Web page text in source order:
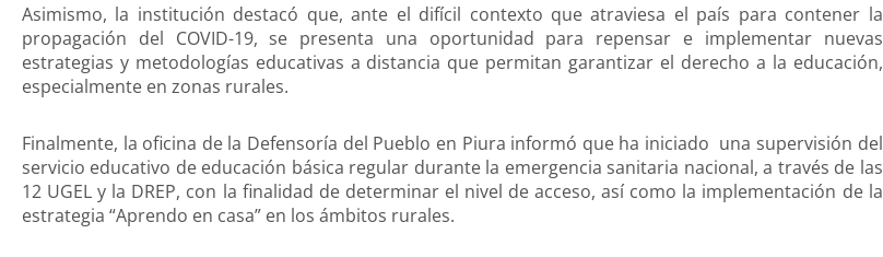
Asimismo, la institución destacó que, ante el difícil contexto que atraviesa el país para contener la
propagación del COVID-19, se presenta una oportunidad para repensar e implementar nuevas
estrategias y metodologías educativas a distancia que permitan garantizar el derecho a la educación,
especialmente en zonas rurales.
Finalmente, la oficina de la Defensoría del Pueblo en Piura informó que ha iniciado una supervisión del
servicio educativo de educación básica regular durante la emergencia sanitaria nacional, a través de las
12 UGEL y la DREP, con la finalidad de determinar el nivel de acceso, así como la implementación de la
estrategia “Aprendo en casa” en los ámbitos rurales.